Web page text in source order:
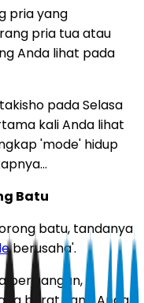
pria yang
pria tua atau
Anda lihat pada
pada Selasa
kali Anda lihat
'mode' hidup
Batu
batu, tandanya
berusaha'.
perjuangan,